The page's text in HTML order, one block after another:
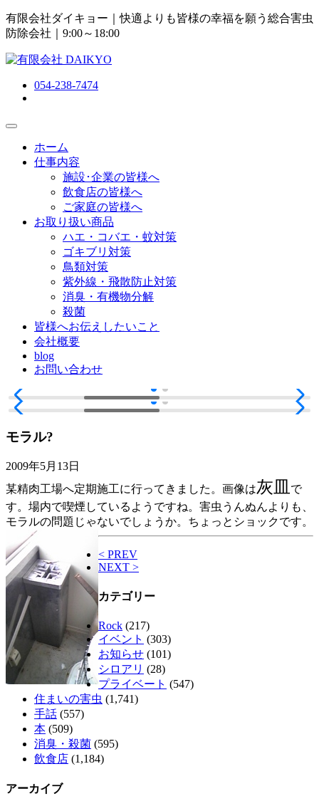
有限会社ダイキョー｜快適よりも皆様の幸福を願う総合害虫
防除会社 ｜9:00～18:00
054-238-7474
ホーム
仕事内容
施設･企業の皆様へ
飲食店の皆様へ
ご家庭の皆様へ
お取り扱い商品
ハエ・コバエ・蚊対策
ゴキブリ対策
鳥類対策
紫外線・飛散防止対策
消臭・有機物分解
殺菌
皆様へお伝えしたいこと
会社概要
blog
お問い合わせ
モラル?
2009年5月13日
某精肉工場へ定期施工に行ってきました。画像は灰皿で
す。場内で喫煙しているようですね。害虫うんぬんよりも、
モラルの問題じゃないでしょうか。ちょっとショックです。
< PREV
NEXT >
カテゴリー
Rock (217)
イベント (303)
お知らせ (101)
シロアリ (28)
プライベート (547)
住まいの害虫 (1,741)
手話 (557)
本 (509)
消臭・殺菌 (595)
飲食店 (1,184)
アーカイブ